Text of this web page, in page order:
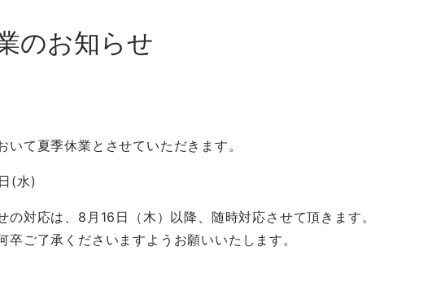
のお知らせ
て夏季休業とさせていただきます。
(水)
対応は、8月16日（木）以降、随時対応させて頂きます。
ご了承くださいますようお願いいたします。